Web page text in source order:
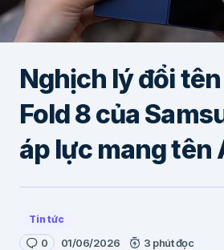
Nghịch lý đổi
Fold 8 của
áp lực mang tên
Tin tức
0 01/06/2026 3 phút đọc